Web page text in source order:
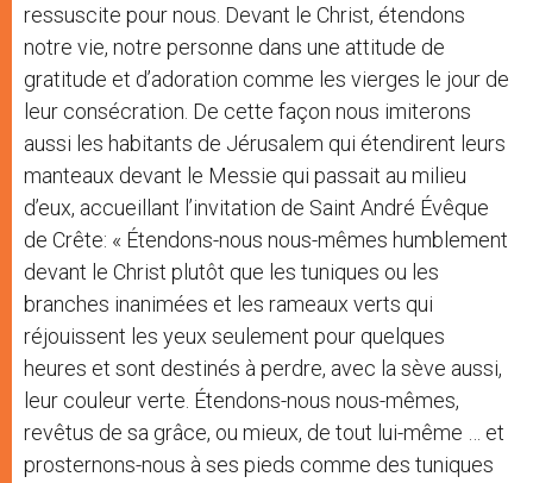
ressuscite pour nous. Devant le Christ, étendons
notre vie, notre personne dans une attitude de
gratitude et d’adoration comme les vierges le jour de
leur consécration. De cette façon nous imiterons
aussi les habitants de Jérusalem qui étendirent leurs
manteaux devant le Messie qui passait au milieu
d’eux, accueillant l’invitation de Saint André Évêque
de Crête: « Étendons-nous nous-mêmes humblement
devant le Christ plutôt que les tuniques ou les
branches inanimées et les rameaux verts qui
réjouissent les yeux seulement pour quelques
heures et sont destinés à perdre, avec la sève aussi,
leur couleur verte. Étendons-nous nous-mêmes,
revêtus de sa grâce, ou mieux, de tout lui-même … et
prosternons-nous à ses pieds comme des tuniques